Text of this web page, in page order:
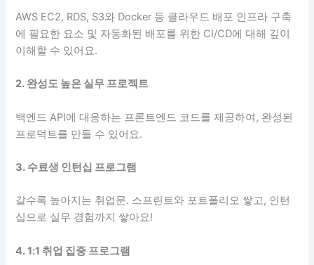
AWS EC2, RDS, S3와 Docker 등 클라우드 배포 인프라 구축
에 필요한 요소 및 자동화된 배포를 위한 CI/CD에 대해 깊이
이해할 수 있어요.
2. 완성도 높은 실무 프로젝트
백엔드 API에 대응하는 프론트엔드 코드를 제공하여, 완성된
프로덕트를 만들 수 있어요.
3. 수료생 인턴십 프로그램
갈수록 높아지는 취업문. 스프린트와 포트폴리오 쌓고, 인턴
십으로 실무 경험까지 쌓아요!
4. 1:1 취업 집중 프로그램